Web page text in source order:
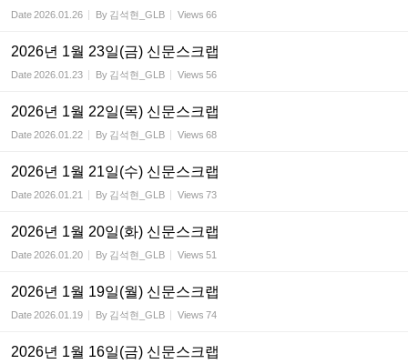
Date2026.01.26 By 김석현_GLB Views 66
2026년 1월 23일(금) 신문스크랩
Date2026.01.23 By 김석현_GLB Views 56
2026년 1월 22일(목) 신문스크랩
Date2026.01.22 By 김석현_GLB Views 68
2026년 1월 21일(수) 신문스크랩
Date2026.01.21 By 김석현_GLB Views 73
2026년 1월 20일(화) 신문스크랩
Date2026.01.20 By 김석현_GLB Views 51
2026년 1월 19일(월) 신문스크랩
Date2026.01.19 By 김석현_GLB Views 74
2026년 1월 16일(금) 신문스크랩